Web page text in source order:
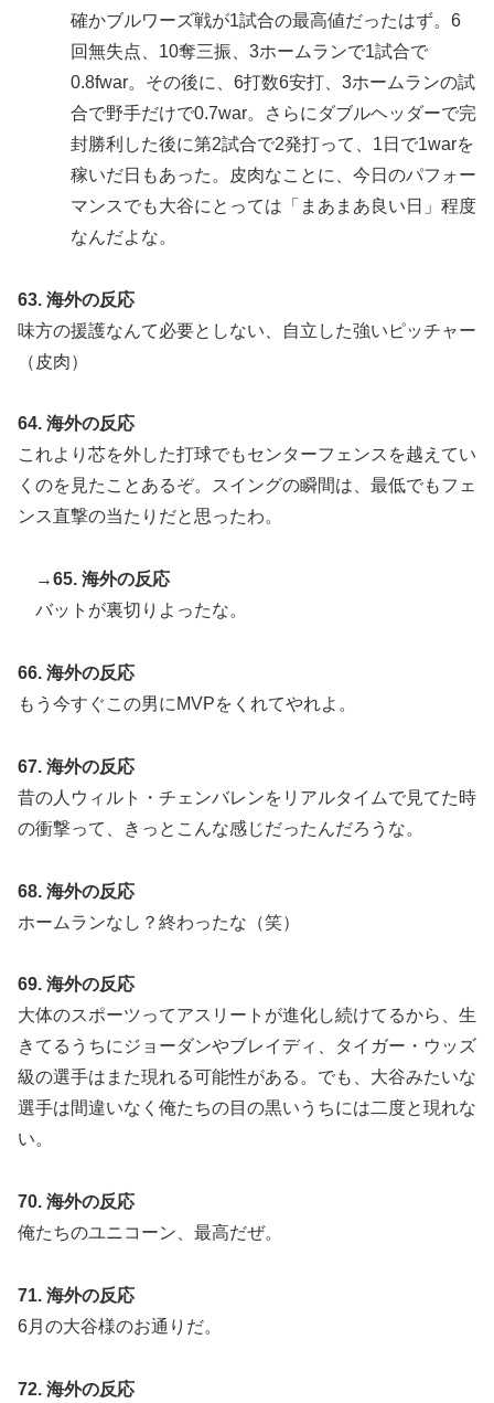
確かブルワーズ戦が1試合の最高値だったはず。6
回無失点、10奪三振、3ホームランで1試合で
0.8fwar。その後に、6打数6安打、3ホームランの試
合で野手だけで0.7war。さらにダブルヘッダーで完
封勝利した後に第2試合で2発打って、1日で1warを
稼いだ日もあった。皮肉なことに、今日のパフォー
マンスでも大谷にとっては「まあまあ良い日」程度
なんだよな。
63. 海外の反応
味方の援護なんて必要としない、自立した強いピッチャー
（皮肉）
64. 海外の反応
これより芯を外した打球でもセンターフェンスを越えてい
くのを見たことあるぞ。スイングの瞬間は、最低でもフェ
ンス直撃の当たりだと思ったわ。
→65. 海外の反応
バットが裏切りよったな。
66. 海外の反応
もう今すぐこの男にMVPをくれてやれよ。
67. 海外の反応
昔の人ウィルト・チェンバレンをリアルタイムで見てた時
の衝撃って、きっとこんな感じだったんだろうな。
68. 海外の反応
ホームランなし？終わったな（笑）
69. 海外の反応
大体のスポーツってアスリートが進化し続けてるから、生
きてるうちにジョーダンやブレイディ、タイガー・ウッズ
級の選手はまた現れる可能性がある。でも、大谷みたいな
選手は間違いなく俺たちの目の黒いうちには二度と現れな
い。
70. 海外の反応
俺たちのユニコーン、最高だぜ。
71. 海外の反応
6月の大谷様のお通りだ。
72. 海外の反応